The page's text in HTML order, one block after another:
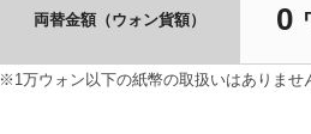
両替金額（ウォン貨額） 0
※1万ウォン以下の紙幣の取扱いはありませ